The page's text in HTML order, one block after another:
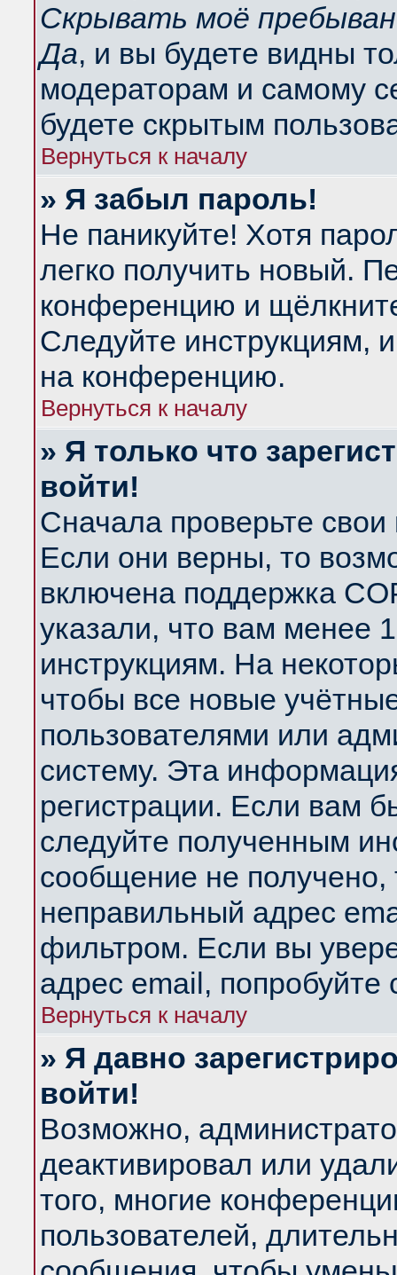
Скрывать моё
Да, и вы будете видны
модераторам и самому
будете скрытым
Вернуться к началу
» Я забыл пароль!
Не паникуйте! Хотя
легко получить новый.
конференцию и
Следуйте инструкциям,
на конференцию.
Вернуться к началу
» Я только что
войти!
Сначала проверьте
Если они верны, то
включена поддержка
указали, что вам менее
инструкциям. На
чтобы все новые
пользователями или
систему. Эта
регистрации. Если вам
следуйте полученным
сообщение не получено,
неправильный адрес
фильтром. Если вы
адрес email, попробуйте
Вернуться к началу
» Я давно
войти!
Возможно,
деактивировал или
того, многие
пользователей,